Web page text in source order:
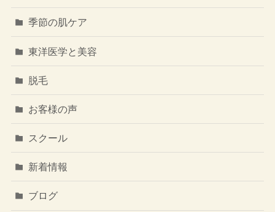
季節の肌ケア
東洋医学と美容
脱毛
お客様の声
スクール
新着情報
ブログ